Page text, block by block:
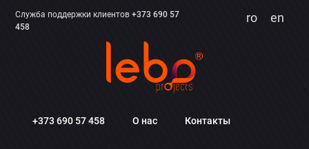
Служба поддержки клиентов+373 690 57
458
ro en
+373 690 57 458 О нас Контакты